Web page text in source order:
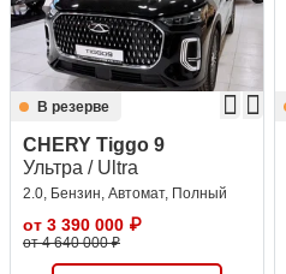
В резерве
CHERY Tiggo 9
Ультра / Ultra
2.0, Бензин, Автомат, Полный
от 3 390 000 ₽
от 4 640 000 ₽